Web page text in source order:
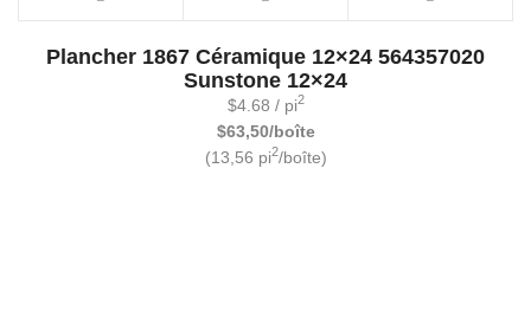
Plancher 1867 Céramique 12×24 564357020
Sunstone 12×24
$4.68 / pi2
$63,50/boîte
(13,56 pi2/boîte)